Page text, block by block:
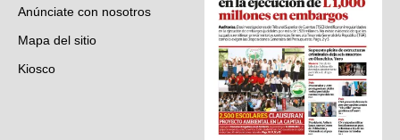
Anúnciate con nosotros
Mapa del sitio
Kiosco